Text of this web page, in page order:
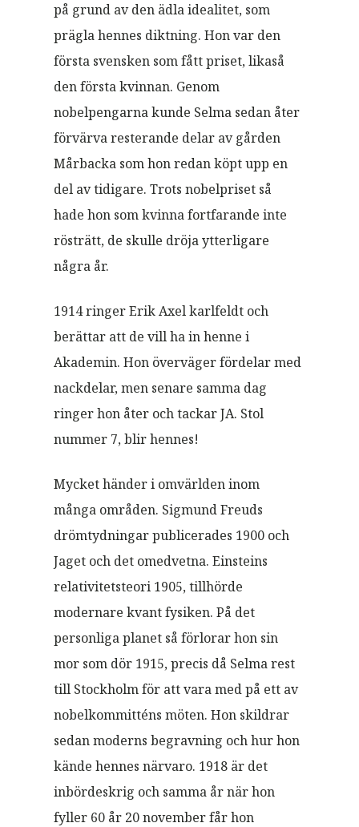
på grund av den ädla idealitet, som
prägla hennes diktning. Hon var den
första svensken som fått priset, likaså
den första kvinnan. Genom
nobelpengarna kunde Selma sedan åter
förvärva resterande delar av gården
Mårbacka som hon redan köpt upp en
del av tidigare. Trots nobelpriset så
hade hon som kvinna fortfarande inte
rösträtt, de skulle dröja ytterligare
några år.
1914 ringer Erik Axel karlfeldt och
berättar att de vill ha in henne i
Akademin. Hon överväger fördelar med
nackdelar, men senare samma dag
ringer hon åter och tackar JA. Stol
nummer 7, blir hennes!
Mycket händer i omvärlden inom
många områden. Sigmund Freuds
drömtydningar publicerades 1900 och
Jaget och det omedvetna. Einsteins
relativitetsteori 1905, tillhörde
modernare kvant fysiken. På det
personliga planet så förlorar hon sin
mor som dör 1915, precis då Selma rest
till Stockholm för att vara med på ett av
nobelkommitténs möten. Hon skildrar
sedan moderns begravning och hur hon
kände hennes närvaro. 1918 är det
inbördeskrig och samma år när hon
fyller 60 år 20 november får hon